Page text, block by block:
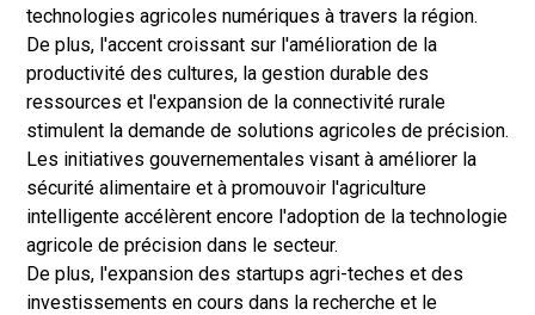
technologies agricoles numériques à travers la région.
De plus, l'accent croissant sur l'amélioration de la
productivité des cultures, la gestion durable des
ressources et l'expansion de la connectivité rurale
stimulent la demande de solutions agricoles de précision.
Les initiatives gouvernementales visant à améliorer la
sécurité alimentaire et à promouvoir l'agriculture
intelligente accélèrent encore l'adoption de la technologie
agricole de précision dans le secteur.
De plus, l'expansion des startups agri-teches et des
investissements en cours dans la recherche et le